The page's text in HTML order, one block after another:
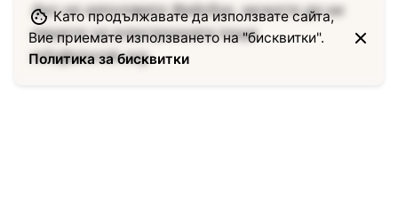
Ако не използвате Фейсбук, можете да ни
пишете на електронната поща
info@stornik.org.
Като продължавате да използвате сайта,
Вие приемате използването на "бисквитки".
Политика за бисквитки